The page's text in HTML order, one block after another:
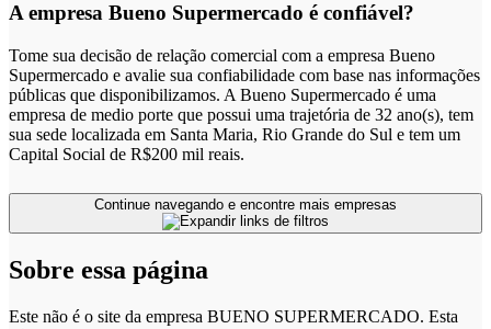
A empresa Bueno Supermercado é confiável?
Tome sua decisão de relação comercial com a empresa Bueno
Supermercado e avalie sua confiabilidade com base nas informações
públicas que disponibilizamos. A Bueno Supermercado é uma
empresa de medio porte que possui uma trajetória de 32 ano(s), tem
sua sede localizada em Santa Maria, Rio Grande do Sul e tem um
Capital Social de R$200 mil reais.
Sobre essa página
Este não é o site da empresa BUENO SUPERMERCADO. Esta